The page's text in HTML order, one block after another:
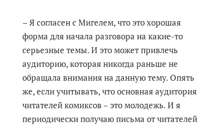
– Я согласен с Мигелем, что это хорошая
форма для начала разговора на какие-то
серьезные темы. И это может привлечь
аудиторию, которая никогда раньше не
обращала внимания на данную тему. Опять
же, если учитывать, что основная аудитория
читателей комиксов – это молодежь. И я
периодически получаю письма от читателей